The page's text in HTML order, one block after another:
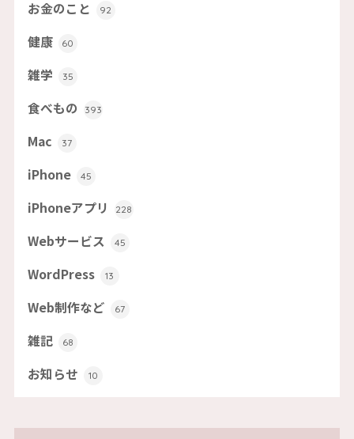
お金のこと 92
健康 60
雑学 35
食べもの 393
Mac 37
iPhone 45
iPhoneアプリ 228
Webサービス 45
WordPress 13
Web制作など 67
雑記 68
お知らせ 10